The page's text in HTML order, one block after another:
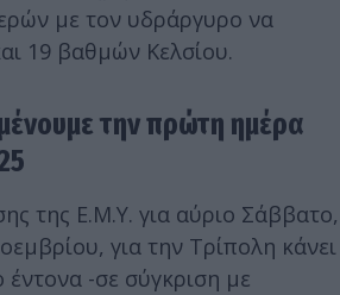
με τον υδράργυρο να
19 βαθμών Κελσίου.
την πρώτη ημέρα
της Ε.Μ.Υ. για αύριο Σάββατο,
για την Τρίπολη κάνει
έντονα -σε σύγκριση με